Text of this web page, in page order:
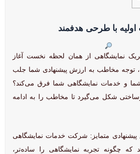
با طرحی هدفمند
نمایشگاهی از همان لحظه نخست آغاز
توجه مخاطب به ارزش پیشنهادی شما جلب
و خدمات نمایشگاهی شما فرق می‌کند؟
شکل می‌گیرد تا مخاطب را به ادامه
متمایز: شرکت خدمات نمایشگاهی
که چگونه تجربه نمایشگاهی را ساده‌تر،